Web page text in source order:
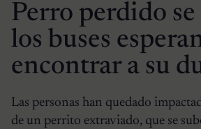
Perro perdido se
los buses
encontrar a su
Las personas han quedado
de un perrito extraviado, que se